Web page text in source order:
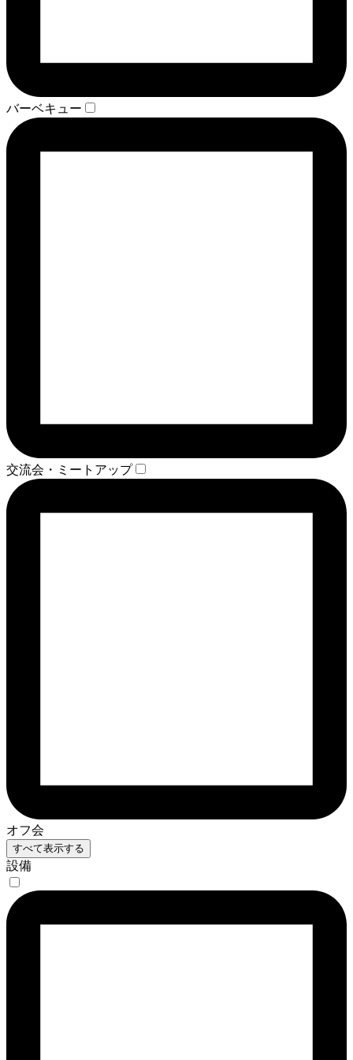
バーベキュー
交流会・ミートアップ
オフ会
すべて表示する
設備